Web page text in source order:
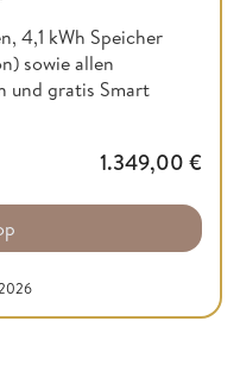
4,1 kWh Speicher
sowie allen
und gratis Smart
1.349,00 €